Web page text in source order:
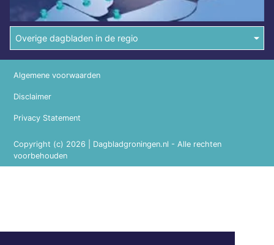
Overige dagbladen in de regio
Copyright (c) 2026 | Dagbladgroningen.nl - Alle rechten
voorbehouden
Algemene voorwaarden
Disclaimer
Privacy Statement